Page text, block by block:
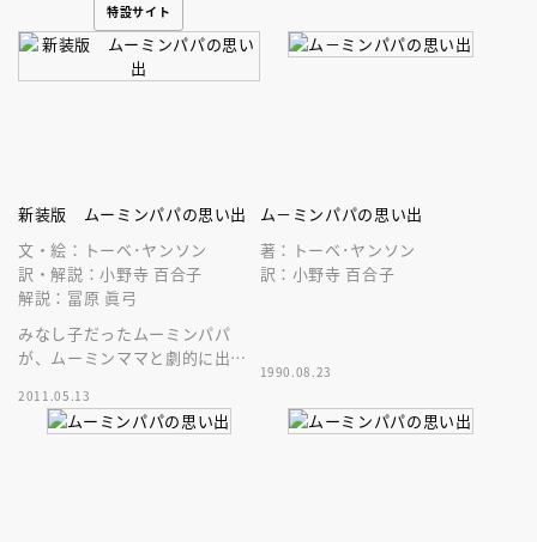
特設サイト
新装版 ムーミンパパの思い出
文・絵：トーベ･ヤンソン
訳・解説：小野寺 百合子
解説：冨原 眞弓
みなし子だったムーミンパパ
が、ムーミンママと劇的に出会
いて、一家に読んで聞かせた大
冒険記！
2011.05.13
ム－ミンパパの思い出
著：トーベ･ヤンソン
訳：小野寺 百合子
1990.08.23